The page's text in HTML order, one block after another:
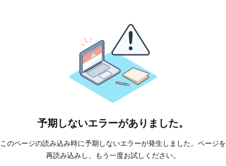
予期しないエラーがありました。
このページの読み込み時に予期しないエラーが発生しました。ページを
再読み込みし、もう一度お試しください。